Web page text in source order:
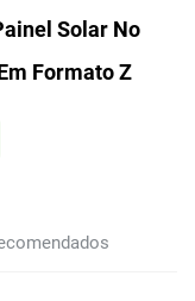
Solar No
Formato Z